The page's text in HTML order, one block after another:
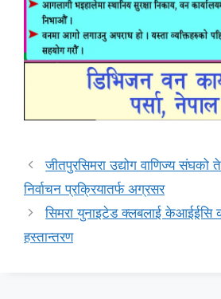
जीतपुरसिमरा उद्योग वाणिज्य संघको
निर्वाचन प्रक्रियातर्फ अग्रसर
सिमरा युनाइटेड क्लबलाई केआईईसि
हस्तान्तरण